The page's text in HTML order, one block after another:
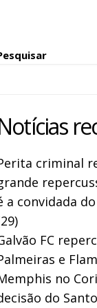
criminal
a convidada
FC
e
no
do